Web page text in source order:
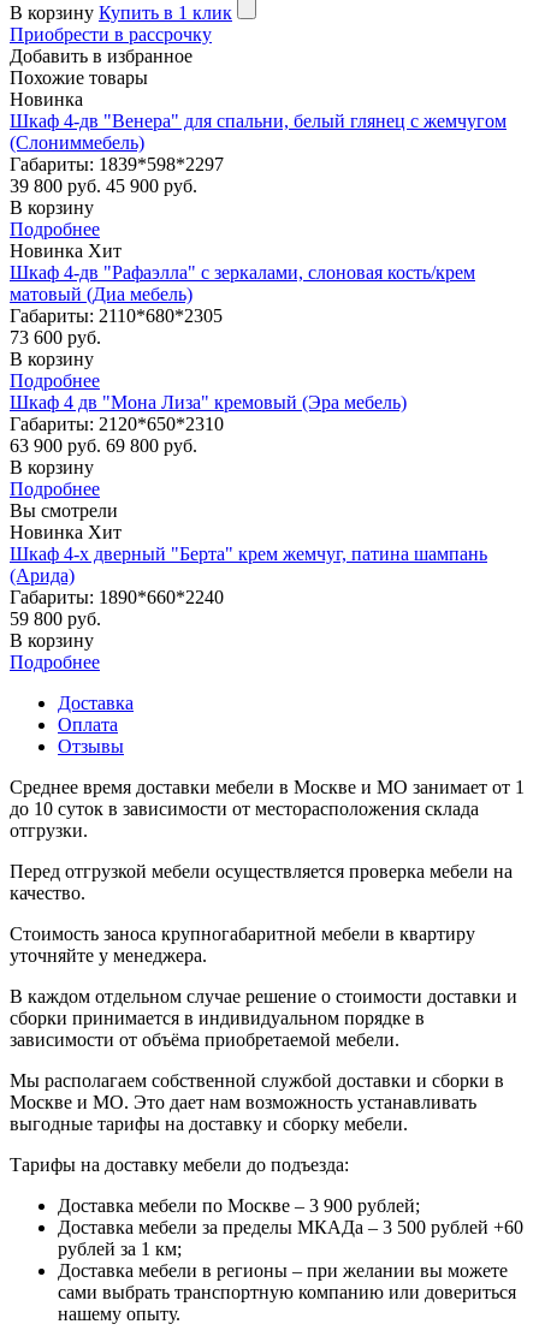
В корзину Купить в 1 клик
Приобрести в рассрочку
Добавить в избранное
Похожие товары
Новинка
Шкаф 4-дв "Венера" для спальни, белый глянец с жемчугом
(Слониммебель)
Габариты: 1839*598*2297
39 800 руб. 45 900 руб.
В корзину
Подробнее
Новинка Хит
Шкаф 4-дв "Рафаэлла" с зеркалами, слоновая кость/крем
матовый (Диа мебель)
Габариты: 2110*680*2305
73 600 руб.
В корзину
Подробнее
Шкаф 4 дв "Мона Лиза" кремовый (Эра мебель)
Габариты: 2120*650*2310
63 900 руб. 69 800 руб.
В корзину
Подробнее
Вы смотрели
Новинка Хит
Шкаф 4-х дверный "Берта" крем жемчуг, патина шампань
(Арида)
Габариты: 1890*660*2240
59 800 руб.
В корзину
Подробнее
Доставка
Оплата
Отзывы
Среднее время доставки мебели в Москве и МО занимает от 1
до 10 суток в зависимости от месторасположения склада
отгрузки.
Перед отгрузкой мебели осуществляется проверка мебели на
качество.
Стоимость заноса крупногабаритной мебели в квартиру
уточняйте у менеджера.
В каждом отдельном случае решение о стоимости доставки и
сборки принимается в индивидуальном порядке в
зависимости от объёма приобретаемой мебели.
Мы располагаем собственной службой доставки и сборки в
Москве и МО. Это дает нам возможность устанавливать
выгодные тарифы на доставку и сборку мебели.
Тарифы на доставку мебели до подъезда:
Доставка мебели по Москве – 3 900 рублей;
Доставка мебели за пределы МКАДа – 3 500 рублей +60
рублей за 1 км;
Доставка мебели в регионы – при желании вы можете
сами выбрать транспортную компанию или довериться
нашему опыту.